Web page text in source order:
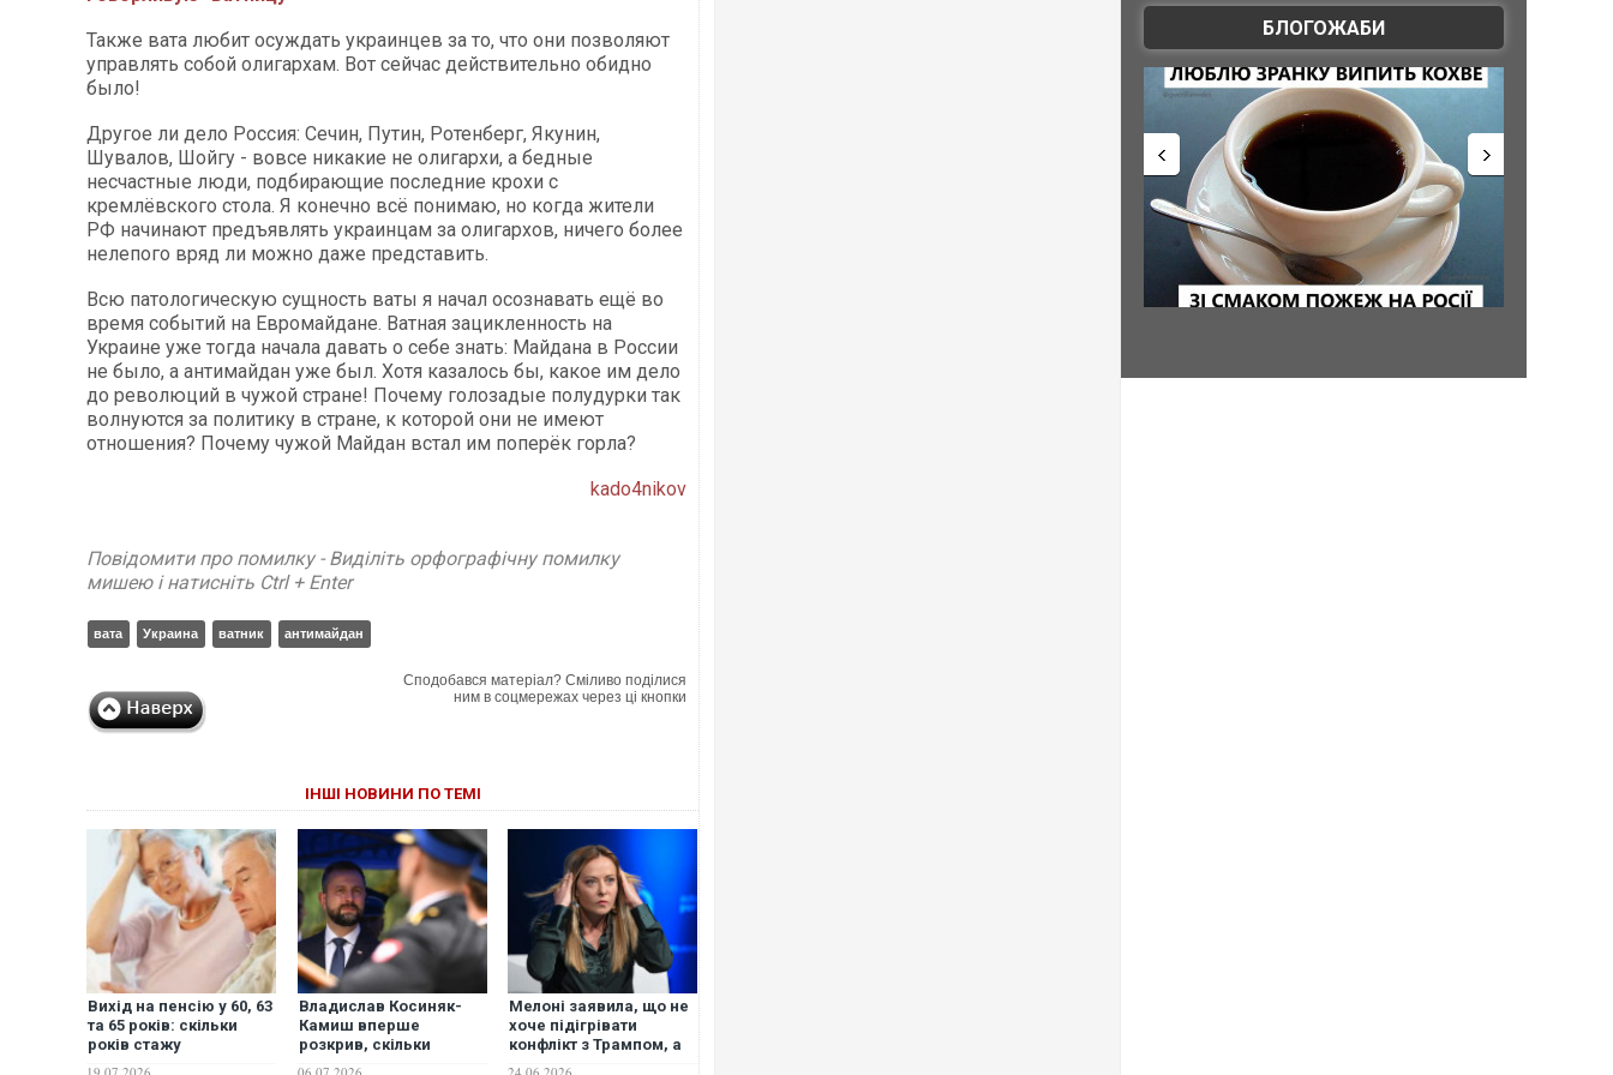
Также вата любит осуждать украинцев за то, что они позволяют
управлять собой олигархам. Вот сейчас действительно обидно
было!
Другое ли дело Россия: Сечин, Путин, Ротенберг, Якунин,
Шувалов, Шойгу - вовсе никакие не олигархи, а бедные
несчастные люди, подбирающие последние крохи с
кремлёвского стола. Я конечно всё понимаю, но когда жители
РФ начинают предъявлять украинцам за олигархов, ничего более
нелепого вряд ли можно даже представить.
Всю патологическую сущность ваты я начал осознавать ещё во
время событий на Евромайдане. Ватная зацикленность на
Украине уже тогда начала давать о себе знать: Майдана в России
не было, а антимайдан уже был. Хотя казалось бы, какое им дело
до революций в чужой стране! Почему голозадые полудурки так
волнуются за политику в стране, к которой они не имеют
отношения? Почему чужой Майдан встал им поперёк горла?
kado4nikov
Повідомити про помилку - Виділіть орфографічну помилку
мишею і натисніть Ctrl + Enter
вата Украина ватник антимайдан
Сподобався матеріал? Сміливо поділися
ним в соцмережах через ці кнопки
ІНШІ НОВИНИ ПО ТЕМІ
Вихід на пенсію у 60, 63
та 65 років: скільки
років стажу
Владислав Косиняк-
Камиш вперше
розкрив, скільки
Мелоні заявила, що не
хоче підігрівати
конфлікт з Трампом, а
БЛОГОЖАБИ